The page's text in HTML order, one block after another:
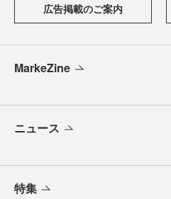
広告掲載のご案内
MarkeZine
ニュース
特集